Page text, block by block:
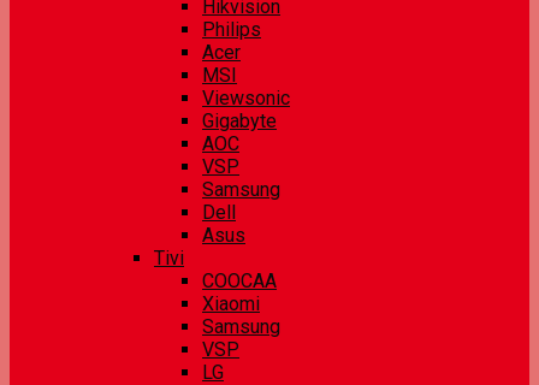
Hikvision
Philips
Acer
MSI
Viewsonic
Gigabyte
AOC
VSP
Samsung
Dell
Asus
Tivi
COOCAA
Xiaomi
Samsung
VSP
LG